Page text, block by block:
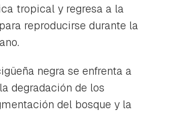
cuenta de Hogarmanía.
tropical y regresa a la
reproducirse durante la
negra se enfrenta a
degradación de los
del bosque y la